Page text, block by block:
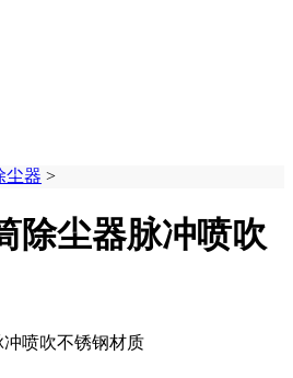
尘器 >
除尘器脉冲喷吹